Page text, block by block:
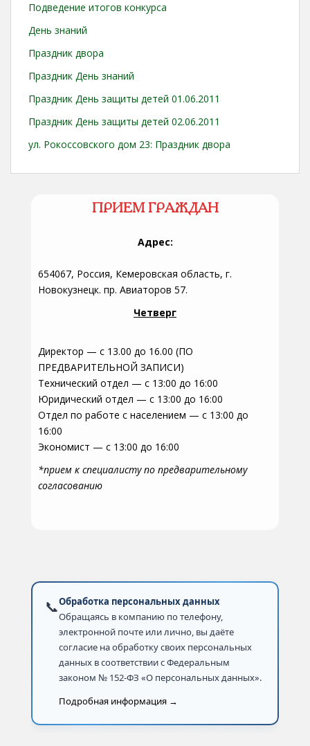
Подведение итогов конкурса
День знаний
Праздник двора
Праздник День знаний
Праздник День защиты детей 01.06.2011
Праздник День защиты детей 02.06.2011
ул. Рокоссовского дом 23: Праздник двора
ПРИЕМ ГРАЖДАН
Адрес:
654067, Россия, Кемеровская область, г.
Новокузнецк. пр. Авиаторов 57.
Четверг
Директор — с 13.00 до 16.00 (ПО
ПРЕДВАРИТЕЛЬНОЙ ЗАПИСИ)
Технический отдел — с 13:00 до 16:00
Юридический отдел — с 13:00 до 16:00
Отдел по работе с населением — с 13:00 до
16:00
Экономист — с 13:00 до 16:00
*прием к специалисту по предварительному
согласованию
📞Обработка персональных данных
Обращаясь в компанию по телефону,
электронной почте или лично, вы даёте
согласие на обработку своих персональных
данных в соответствии с Федеральным
законом № 152-ФЗ «О персональных данных».
Подробная информация →